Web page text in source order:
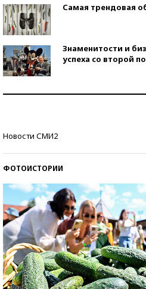
Самая трендовая
Знаменитости и
успеха со второй
Новости СМИ2
ФОТОИСТОРИИ